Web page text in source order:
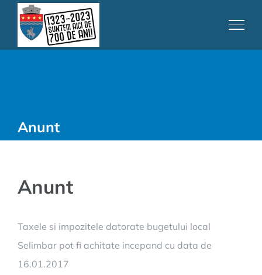
content
Anunt
Anunt
Taxele si impozitele datorate bugetului local
Selimbar pot fi achitate incepand cu data de
16.01.2017